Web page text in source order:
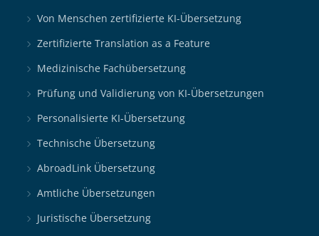
Von Menschen zertifizierte KI-Übersetzung
Zertifizierte Translation as a Feature
Medizinische Fachübersetzung
Prüfung und Validierung von KI-Übersetzungen
Personalisierte KI-Übersetzung
Technische Übersetzung
AbroadLink Übersetzung
Amtliche Übersetzungen
Juristische Übersetzung